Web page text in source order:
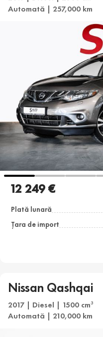
Automată | 257,000 km
12 249 €
Plată lunară
Țara de import
Nissan Qashqai
2017 | Diesel | 1500 cm3
Automată | 210,000 km